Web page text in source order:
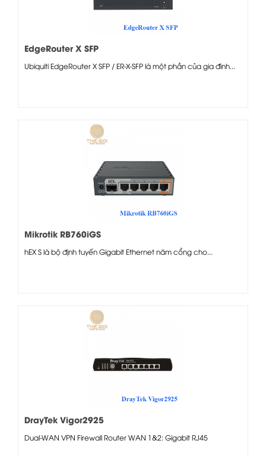
EdgeRouter X SFP
Ubiquiti EdgeRouter X SFP / ER-X-SFP là một phần của gia đình...
Mikrotik RB760iGS
hEX S là bộ định tuyến Gigabit Ethernet năm cổng cho...
DrayTek Vigor2925
Dual-WAN VPN Firewall Router WAN 1&2: Gigabit RJ45